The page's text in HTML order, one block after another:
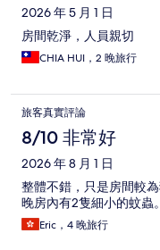
2026 年 5 月 1 日
房間乾淨，人員親切
CHIA HUI，2 晚旅行
旅客真實評論
8/10 非常好
2026 年 8 月 1 日
整體不錯，只是房間較
晚房內有2隻細小的蚊蟲。
Eric，4 晚旅行